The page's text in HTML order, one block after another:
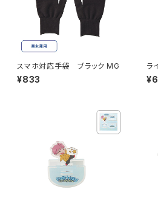
スマホ対応手袋 ブラック MG
¥833
ラ
ア